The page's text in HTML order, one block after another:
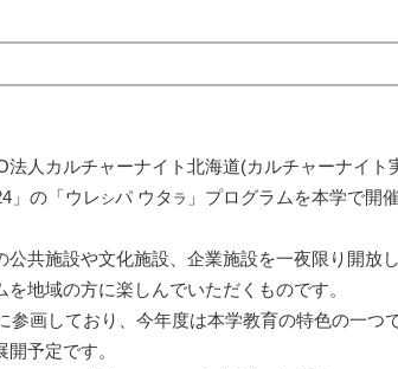
法人カルチャーナイト北海道(カルチャーナイト
」の「ウレ シパ ウタ ラ 」プログラムを本学で開
公共施設や文化施設、企業施設を一夜限り開放
地域の方に楽しんでいただくものです。
参画しており、今年度は本学教育の特色の一つ
予定です。